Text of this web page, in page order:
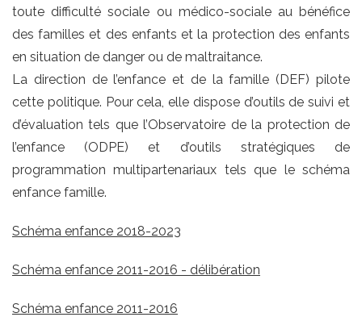
toute difficulté sociale ou médico-sociale au bénéfice
des familles et des enfants et la protection des enfants
en situation de danger ou de maltraitance.
La direction de l’enfance et de la famille (DEF) pilote
cette politique. Pour cela, elle dispose d’outils de suivi et
d’évaluation tels que l’Observatoire de la protection de
l’enfance (ODPE) et d’outils stratégiques de
programmation multipartenariaux tels que le schéma
enfance famille.
Schéma enfance 2018-2023
Schéma enfance 2011-2016 - délibération
Schéma enfance 2011-2016